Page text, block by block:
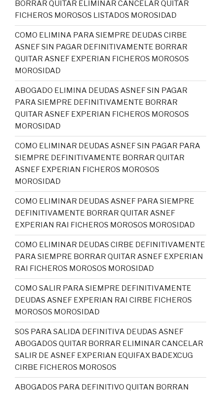
BORRAR QUITAR ELIMINAR CANCELAR QUITAR
FICHEROS MOROSOS LISTADOS MOROSIDAD
COMO ELIMINA PARA SIEMPRE DEUDAS CIRBE
ASNEF SIN PAGAR DEFINITIVAMENTE BORRAR
QUITAR ASNEF EXPERIAN FICHEROS MOROSOS
MOROSIDAD
ABOGADO ELIMINA DEUDAS ASNEF SIN PAGAR
PARA SIEMPRE DEFINITIVAMENTE BORRAR
QUITAR ASNEF EXPERIAN FICHEROS MOROSOS
MOROSIDAD
COMO ELIMINAR DEUDAS ASNEF SIN PAGAR PARA
SIEMPRE DEFINITIVAMENTE BORRAR QUITAR
ASNEF EXPERIAN FICHEROS MOROSOS
MOROSIDAD
COMO ELIMINAR DEUDAS ASNEF PARA SIEMPRE
DEFINITIVAMENTE BORRAR QUITAR ASNEF
EXPERIAN RAI FICHEROS MOROSOS MOROSIDAD
COMO ELIMINAR DEUDAS CIRBE DEFINITIVAMENTE
PARA SIEMPRE BORRAR QUITAR ASNEF EXPERIAN
RAI FICHEROS MOROSOS MOROSIDAD
COMO SALIR PARA SIEMPRE DEFINITIVAMENTE
DEUDAS ASNEF EXPERIAN RAI CIRBE FICHEROS
MOROSOS MOROSIDAD
SOS PARA SALIDA DEFINITIVA DEUDAS ASNEF
ABOGADOS QUITAR BORRAR ELIMINAR CANCELAR
SALIR DE ASNEF EXPERIAN EQUIFAX BADEXCUG
CIRBE FICHEROS MOROSOS
ABOGADOS PARA DEFINITIVO QUITAN BORRAN